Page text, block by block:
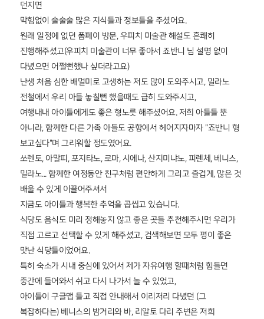
던지면
막힘없이 술술술 많은 지식들과 정보들을 주셨어요.
원래 일정에 없던 폼페이 방문, 우피치 미술관 해설도 흔쾌히
진행해주셨고(우피치 미술관이 너무 좋아서 죠반니 님 설명 없이
다녔으면 어쩔뻔했나 싶더라고요)
난생 처음 심한 배멀미로 고생하는 저도 많이 도와주시고, 밀라노
전철에서 우리 아들 놓칠뻔 했을때도 급히 도와주시고,
여행내내 아이들에게도 좋은 형노릇 해주셨어요. 저희 아들들 뿐
아니라, 함께한 다른 가족 아들도 공항에서 헤어지자마자 "죠반니 형
보고싶다"며 그리워할 정도였어요.
쏘렌토, 아말피, 포지타노, 로마, 시에나, 산지미냐노, 피렌체, 베니스,
밀라노... 함께한 여정동안 친구처럼 편안하게 그리고 즐겁게, 많은 것
배울 수 있게 이끌어주셔서
지금도 아이들과 행복한 추억을 곱씹고 있습니다.
식당도 음식도 미리 정해놓지 않고 좋은 곳들 추천해주시면 우리가
직접 고르고 선택할 수 있게 해주셨고, 검색해보면 모두 평이 좋은
맛난 식당들이었어요.
특히 숙소가 시내 중심에 있어서 제가 자유여행 할때처럼 힘들면
중간에 들어와서 쉬고 다시 나가서 놀 수 있었고,
아이들이 구글맵 들고 직접 안내해서 이리저리 다녔던 (그
복잡하다는) 베니스의 밤거리와 바, 리알토 다리 주변은 저희